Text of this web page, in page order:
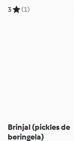
3 (1)
Brinjal (pickles de
beringela)